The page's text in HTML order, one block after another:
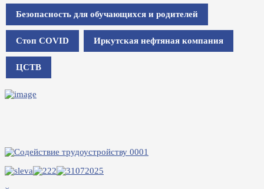
Безопасность для обучающихся и родителей
Стоп COVID Иркутская нефтяная компания
ЦСТВ